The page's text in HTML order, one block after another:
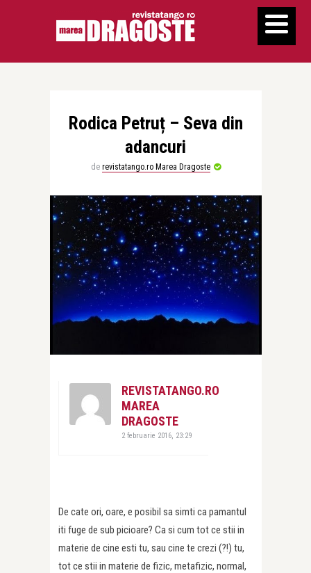
Rodica Petruț – Seva din
adancuri
de revistatango.ro Marea Dragoste
REVISTATANGO.RO
MAREA
DRAGOSTE
2 februarie 2016, 23:29
De cate ori, oare, e posibil sa simti ca pamantul
iti fuge de sub picioare? Ca si cum tot ce stii in
materie de cine esti tu, sau cine te crezi (?!) tu,
tot ce stii in materie de fizic, metafizic, normal,